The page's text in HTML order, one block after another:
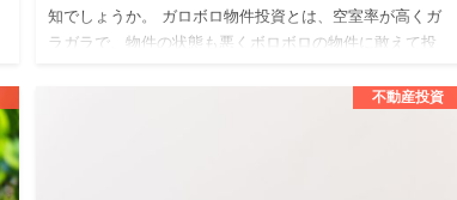
知でしょうか。 ガロボロ物件投資とは、空室率が高くガ
ラガラで、物件の状態も悪くボロボロの物件に敢えて投
不動産投資